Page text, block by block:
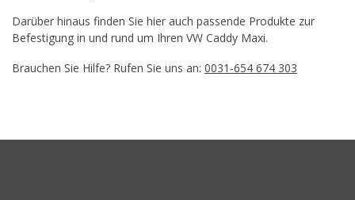
Darüber hinaus finden Sie hier auch passende Produkte zur
Befestigung in und rund um Ihren VW Caddy Maxi.
Brauchen Sie Hilfe? Rufen Sie uns an: 0031-654 674 303